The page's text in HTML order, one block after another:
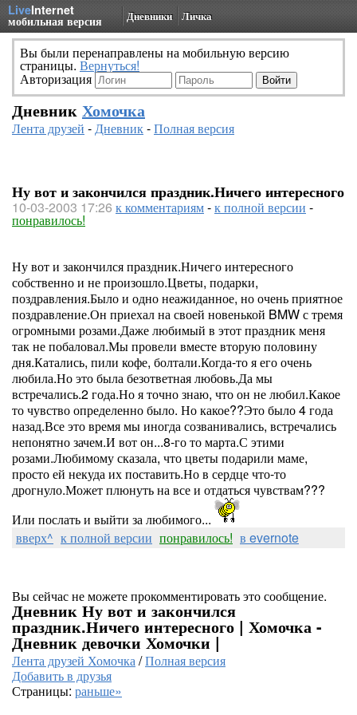
LiveInternet
мобильная версия Дневники Личка
Вы были перенаправлены на мобильную версию
страницы. Вернуться!
Авторизация
Дневник Хомочка
Лента друзей -Дневник-Полная версия
Ну вот и закончился праздник.Ничего интересного
10-03-2003 17:26 к комментариям-к полной версии -
понравилось!
Ну вот и закончился праздник.Ничего интересного
собственно и не произошло.Цветы, подарки,
поздравления.Было и одно неажиданное, но очень приятное
поздравление.Он приехал на своей новенькой BMW с тремя
огромными розами.Даже любимый в этот праздник меня
так не побаловал.Мы провели вместе вторую половину
дня.Катались, пили кофе, болтали.Когда-то я его очень
любила.Но это была безответная любовь.Да мы
встречались.2 года.Но я точно знаю, что он не любил.Какое
то чувство определенно было. Но какое??Это было 4 года
назад.Все это время мы иногда созванивались, встречались
непонятно зачем.И вот он...8-го то марта.С этими
розами.Любимому сказала, что цветы подарили маме,
просто ей некуда их поставить.Но в сердце что-то
дрогнуло.Может плюнуть на все и отдаться чувствам???
Или послать и выйти за любимого...
вверх^ к полной версии понравилось! в evernote
Вы сейчас не можете прокомментировать это сообщение.
Дневник Ну вот и закончился
праздник.Ничего интересного | Хомочка -
Дневник девочки Хомочки |
Лента друзей Хомочка/Полная версия
Добавить в друзья
Страницы: раньше»